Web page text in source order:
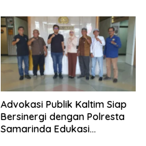
Advokasi Publik Kaltim Siap
Bersinergi dengan Polresta
Samarinda Edukasi